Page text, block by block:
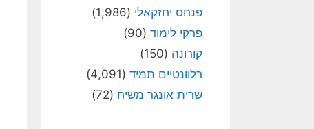
פנחס יחזקאלי (1,986)
פרקי לימוד (90)
קורונה (150)
רלוונטיים תמיד (4,091)
שרית אונגר משיח (72)